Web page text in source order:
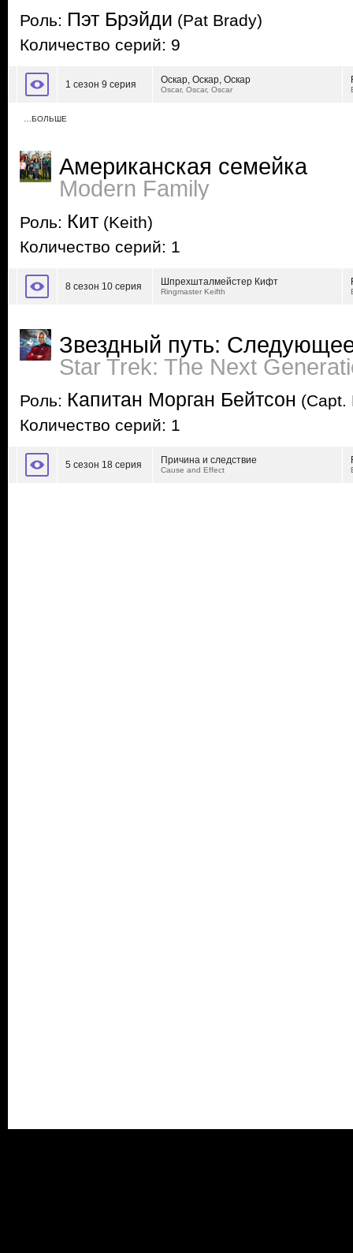
Роль: Пэт Брэйди (Pat Brady)
Количество серий: 9
1 сезон 9 серия Оскар, Оскар, Оскар
Oscar, Oscar, Oscar
…БОЛЬШЕ
Американская семейка
Modern Family
Роль: Кит (Keith)
Количество серий: 1
8 сезон 10 серия Шпрехшталмейстер Кифт
Ringmaster Keifth
Звездный путь:
Star Trek: The Next
Роль: Капитан Морган Бейтсон (Capt.
Количество серий: 1
5 сезон 18 серия Причина и следствие
Cause and Effect